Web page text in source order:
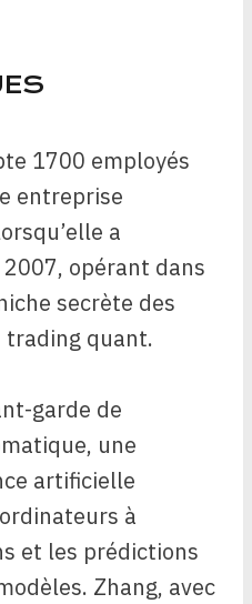
1700 employés
entreprise
a
opérant dans
secrète des
quant.
garde de
une
artificielle
à
et les prédictions
Zhang, avec